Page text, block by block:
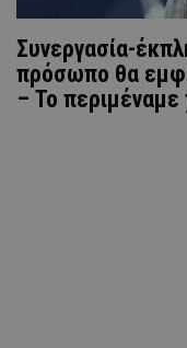
Συνεργασία-
πρόσωπο θα
– Το περιμέναμε